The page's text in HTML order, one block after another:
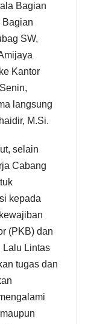
Bagian
Bagian
SW,
Kantor
langsung
M.Si.
selain
Cabang
kepada
(PKB) dan
Lalu Lintas
tugas dan